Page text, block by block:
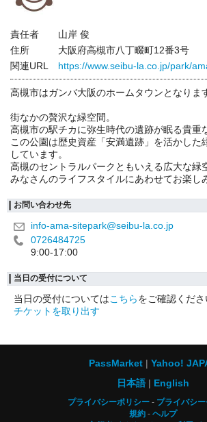
責任者
山岸 俊
住所
大阪府高槻市八丁畷町12番3号
関連URL
https://www.seibu-la.co.jp/park/
高槻市はガンバ大阪のホームタウンとなりま
街なかの贅沢な緑空間。
高槻市の駅チカに弥生時代の遺跡が眠る貴重
この公園は歴史資産「安満遺跡」を活かした
しています。
高槻のセントラルパークともいえる広大な緑
みなさんのライフスタイルにあわせてお楽し
お問い合わせ先
info-ama-sitepark@seibu-la.co.jp
0726484725
9:00-17:00
当日の受付について
当日の受付についてはこちらをご確認くださ
チケットを取り出す
PassMarket
Yahoo!
日本語
English
プライバシーポリシー
プライバシ
規約
ヘルプ